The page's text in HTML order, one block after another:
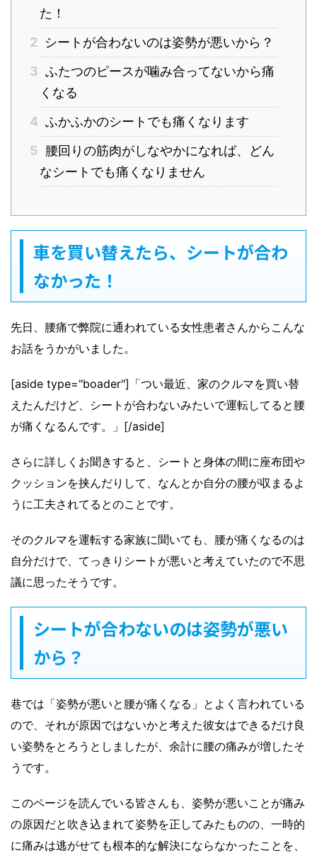
た！
2
シートが合わないのは姿勢が悪いから？
3 ふたつのピースが噛み合ってないから痛
くなる
4 ふかふかのシートでも痛くなります
5 腰回りの筋肉がしなやかになれば、どん
なシートでも痛くなりません
車を買い替えたら、シートが合わ
なかった！
先日、腰痛で弊院に通われている女性患者さんからこんな
お話をうかがいました。
[aside type="boader"]「つい最近、家のクルマを買い替
えたんだけど、シートが合わないみたいで運転してると腰
が痛くなるんです。」[/aside]
さらに詳しくお聞きすると、シートと身体の間に座布団や
クッションを挟んだりして、なんとか自分の腰が収まるよ
うに工夫されてるとのことです。
そのクルマを運転する家族に聞いても、腰が痛くなるのは
自分だけで、てっきりシートが悪いと考えていたので不思
議に思ったそうです。
シートが合わないのは姿勢が悪い
から？
巷では「姿勢が悪いと腰が痛くなる」とよく言われている
ので、それが原因ではないかと考えた彼女はできるだけ良
い姿勢をとろうとしましたが、余計に腰の痛みが増したそ
うです。
このページを読んでいる皆さんも、姿勢が悪いことが痛み
の原因だと吹き込まれて姿勢を正してみたものの、一時的
に痛みは逃がせても根本的な解決にならなかったことを、